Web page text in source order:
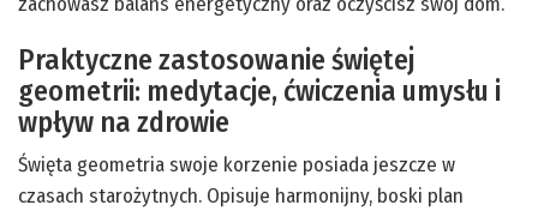
Praktyczne zastosowanie świętej
geometrii: medytacje, ćwiczenia umysłu i
wpływ na zdrowie
Święta geometria swoje korzenie posiada jeszcze w
czasach starożytnych. Opisuje harmonijny, boski plan